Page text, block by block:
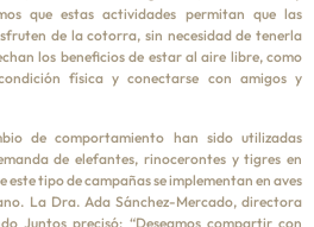
que estas actividades permitan que las
de la cotorra, sin necesidad de tenerla
los beneficios de estar al aire libre, como
física y conectarse con amigos y
de comportamiento han sido utilizadas
de elefantes, rinocerontes y tigres en
este tipo de campañas se implementan en aves
La Dra. Ada Sánchez-Mercado, directora
Juntos precisó: “Deseamos compartir con